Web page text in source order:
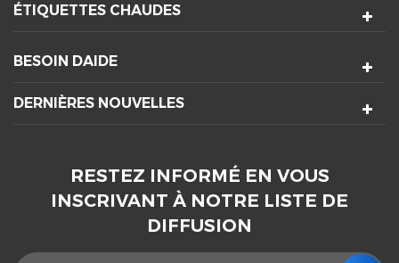
ÉTIQUETTES CHAUDES
BESOIN DAIDE
DERNIÈRES NOUVELLES
RESTEZ INFORMÉ EN VOUS
INSCRIVANT À NOTRE LISTE DE
DIFFUSION